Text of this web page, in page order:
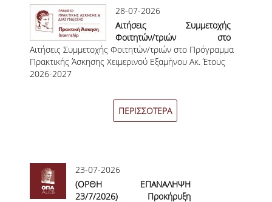
ΑΓΓΛΙΚΑ
ΙΣΟΤΗΤΑ ΦΥΛΩΝ
ΑΠΟΤΕΛΕΣΜΑΤΑ ΣΤΑΔΙΟΔΡΟΜΙΑΣ
ΠΡΟΓΡΑΜΜΑ ΣΠΟΥΔΩΝ
28-07-2026
Αιτήσεις Συμμετοχής
Φοιτητών/τριών στο
Πρόγραμμα Πρακτικής
Άσκησης Χειμερινού Εξαμήνου
Αιτήσεις Συμμετοχής Φοιτητών/τριών στο Πρόγραμμα
Πρακτικής Άσκησης Χειμερινού Εξαμήνου Ακ. Έτους
2026-2027
ΠΕΡΙΣΣΟΤΕΡΑ
23-07-2026
(OΡΘΗ ΕΠΑΝΑΛΗΨΗ
23/7/2026) Προκήρυξη